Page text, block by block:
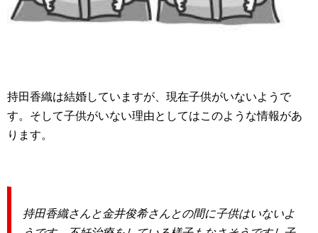
持田香織は結婚していますが、現在子供がいないようで
す。そして子供がいない理由としてはこのような情報があ
ります。
持田香織さんと金井俊希さんとの間に子供はいないよ